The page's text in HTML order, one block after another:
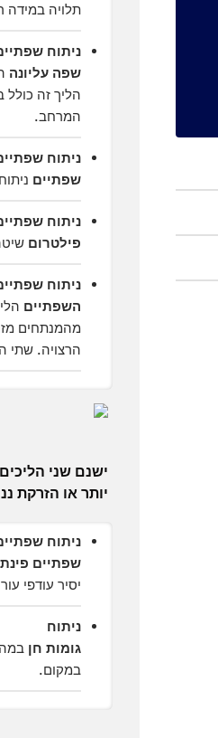
תלויה במידה
ניתוח
שפה עליונה
הליך זה
המרחב.
ניתוח
שפתיים
ניתוח
פילטרום
ניתוח
השפתיים
הרצויה. שתי
ישנם שני
יותר או הזרקת
ניתוח
שפתיים
יסיר עודפי
ניתוח
גומות חן
במקום.